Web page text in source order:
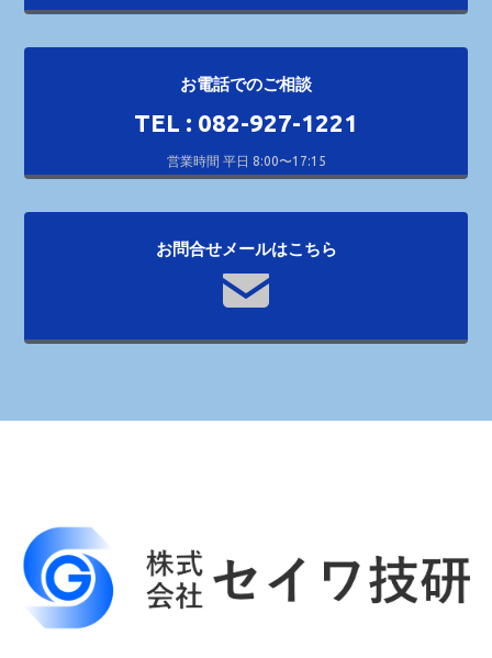
お電話でのご相談
TEL : 082-927-1221
営業時間 平日 8:00〜17:15
お問合せメールはこちら